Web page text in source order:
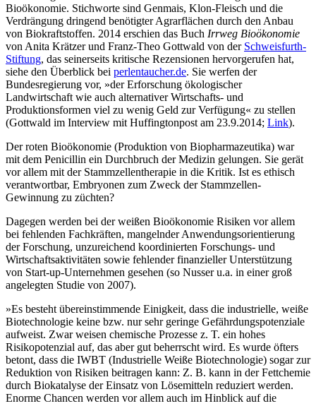
Bioökonomie. Stichworte sind Genmais, Klon-Fleisch und die
Verdrängung dringend benötigter Agrarflächen durch den Anbau
von Biokraftstoffen. 2014 erschien das Buch Irrweg Bioökonomie
von Anita Krätzer und Franz-Theo Gottwald von der Schweisfurth-
Stiftung, das seinerseits kritische Rezensionen hervorgerufen hat,
siehe den Überblick bei perlentaucher.de. Sie werfen der
Bundesregierung vor, »der Erforschung ökologischer
Landwirtschaft wie auch alternativer Wirtschafts- und
Produktionsformen viel zu wenig Geld zur Verfügung« zu stellen
(Gottwald im Interview mit Huffingtonpost am 23.9.2014; Link).
Der roten Bioökonomie (Produktion von Biopharmazeutika) war
mit dem Penicillin ein Durchbruch der Medizin gelungen. Sie gerät
vor allem mit der Stammzellentherapie in die Kritik. Ist es ethisch
verantwortbar, Embryonen zum Zweck der Stammzellen-
Gewinnung zu züchten?
Dagegen werden bei der weißen Bioökonomie Risiken vor allem
bei fehlenden Fachkräften, mangelnder Anwendungsorientierung
der Forschung, unzureichend koordinierten Forschungs- und
Wirtschaftsaktivitäten sowie fehlender finanzieller Unterstützung
von Start-up-Unternehmen gesehen (so Nusser u.a. in einer groß
angelegten Studie von 2007).
»Es besteht übereinstimmende Einigkeit, dass die industrielle, weiße
Biotechnologie keine bzw. nur sehr geringe Gefährdungspotenziale
aufweist. Zwar weisen chemische Prozesse z. T. ein hohes
Risikopotenzial auf, das aber gut beherrscht wird. Es wurde öfters
betont, dass die IWBT (Industrielle Weiße Biotechnologie) sogar zur
Reduktion von Risiken beitragen kann: Z. B. kann in der Fettchemie
durch Biokatalyse der Einsatz von Lösemitteln reduziert werden.
Enorme Chancen werden vor allem auch im Hinblick auf die